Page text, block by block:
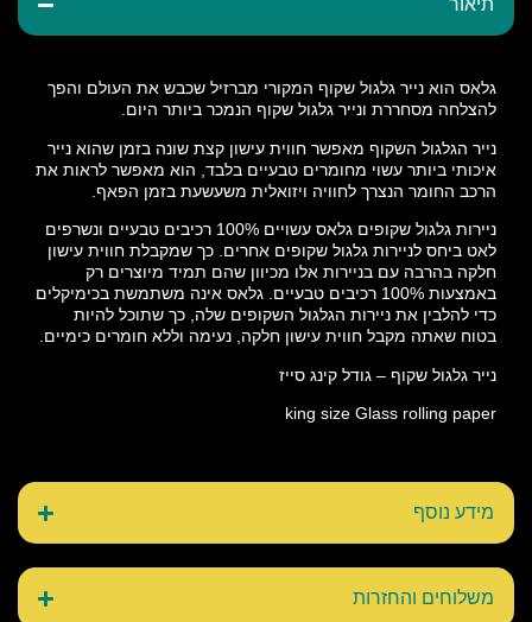
תיאור
גלאס הוא נייר גלגול שקוף המקורי מברזיל שכבש את העולם והפך
להצלחה מסחררת ונייר גלגול שקוף הנמכר ביותר היום.
נייר הגלגול השקוף מאפשר חווית עישון קצת שונה בזמן שהוא נייר
איכותי ביותר עשוי מחומרים טבעיים בלבד, הוא מאפשר לראות את
הרכב החומר הנצרך לחוויה ויזואלית משעשעת בזמן הפאף.
ניירות גלגול שקופים גלאס עשויים 100% רכיבים טבעיים ונשרפים
לאט ביחס לניירות גלגול שקופים אחרים. כך שמקבלת חווית עישון
חלקה בהרבה עם בניירות אלו מכיוון שהם תמיד מיוצרים רק
באמצעות 100% רכיבים טבעיים. גלאס אינה משתמשת בכימיקלים
כדי להלבין את ניירות הגלגול השקופים שלה, כך שתוכל להיות
בטוח שאתה מקבל חווית עישון חלקה, נעימה וללא חומרים כימיים.
נייר גלגול שקוף – גודל קינג סייז
king size Glass rolling paper
מידע נוסף
משלוחים והחזרות